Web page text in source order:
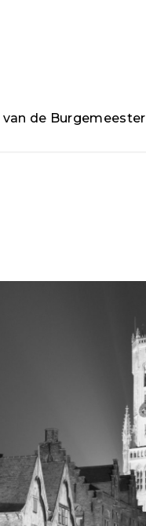
van de Burgemeester